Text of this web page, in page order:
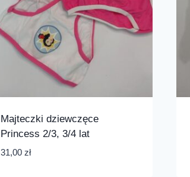
Majteczki dziewczęce
Princess 2/3, 3/4 lat
31,00 zł